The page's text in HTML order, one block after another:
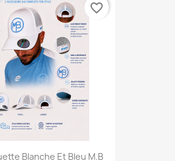
Blanche Et Bleu M.B
favorite_border